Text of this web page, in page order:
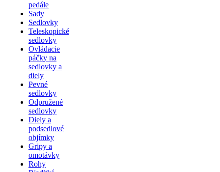
pedále
Sady
Sedlovky
Teleskopické
sedlovky
Ovládacie
páčky na
sedlovky a
diely
Pevné
sedlovky
Odpružené
sedlovky
Diely a
podsedlové
objímky
Gripy a
omotávky
Rohy